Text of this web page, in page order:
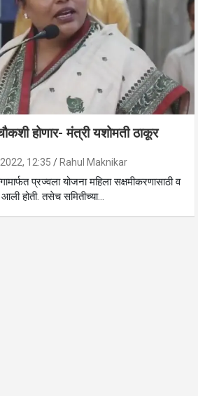
होणार- मंत्री यशोमती ठाकूर
12:35 Rahul Maknikar
प्रज्वला योजना महिला सक्षमीकरणासाठी व
आली होती. तसेच समितीच्या…